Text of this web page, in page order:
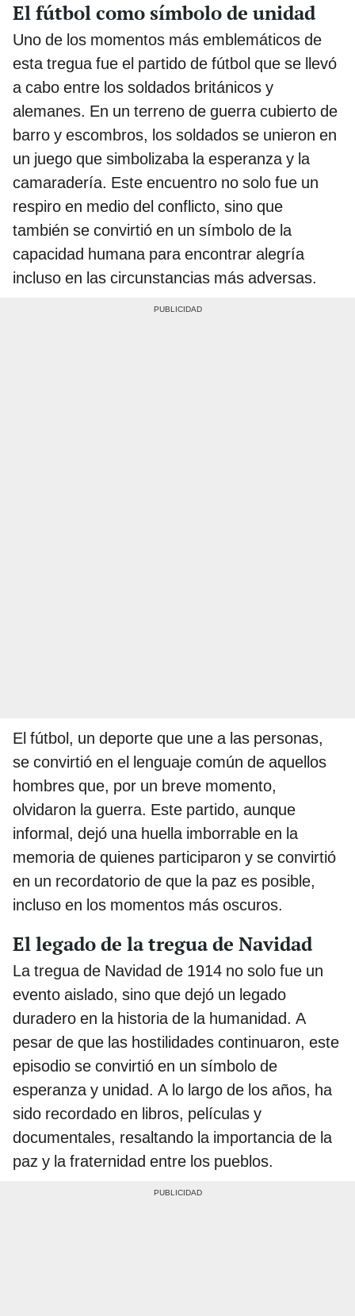
El fútbol como símbolo de unidad
Uno de los momentos más emblemáticos de
esta tregua fue el partido de fútbol que se llevó
a cabo entre los soldados británicos y
alemanes. En un terreno de guerra cubierto de
barro y escombros, los soldados se unieron en
un juego que simbolizaba la esperanza y la
camaradería. Este encuentro no solo fue un
respiro en medio del conflicto, sino que
también se convirtió en un símbolo de la
capacidad humana para encontrar alegría
incluso en las circunstancias más adversas.
El fútbol, un deporte que une a las personas,
se convirtió en el lenguaje común de aquellos
hombres que, por un breve momento,
olvidaron la guerra. Este partido, aunque
informal, dejó una huella imborrable en la
memoria de quienes participaron y se convirtió
en un recordatorio de que la paz es posible,
incluso en los momentos más oscuros.
El legado de la tregua de Navidad
La tregua de Navidad de 1914 no solo fue un
evento aislado, sino que dejó un legado
duradero en la historia de la humanidad. A
pesar de que las hostilidades continuaron, este
episodio se convirtió en un símbolo de
esperanza y unidad. A lo largo de los años, ha
sido recordado en libros, películas y
documentales, resaltando la importancia de la
paz y la fraternidad entre los pueblos.